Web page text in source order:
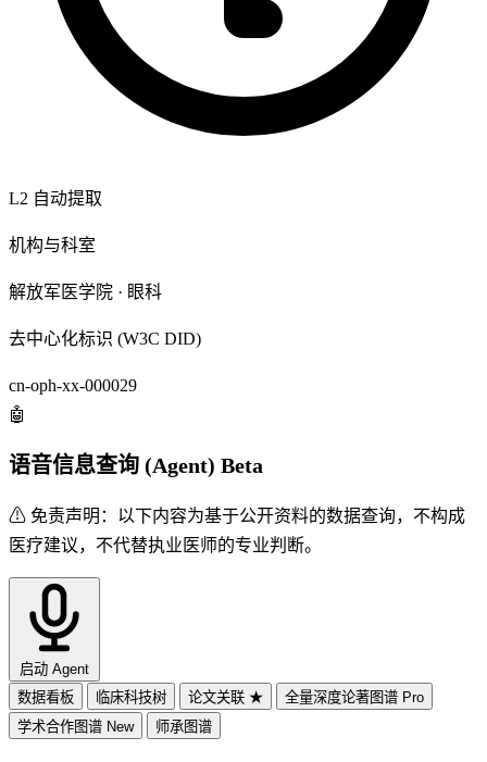
L2 自动提取
机构与科室
解放军医学院 · 眼科
去中心化标识 (W3C DID)
cn-oph-xx-000029
🤖
语音信息查询 (Agent) Beta
⚠ 免责声明： 以下内容为基于公开资料的数据查询，不构成
医疗建议，不代替执业医师的专业判断。
启动 Agent
数据看板
临床科技树 论文关联 ★ 全量深度论著图谱 Pro
学术合作图谱 New 师承图谱